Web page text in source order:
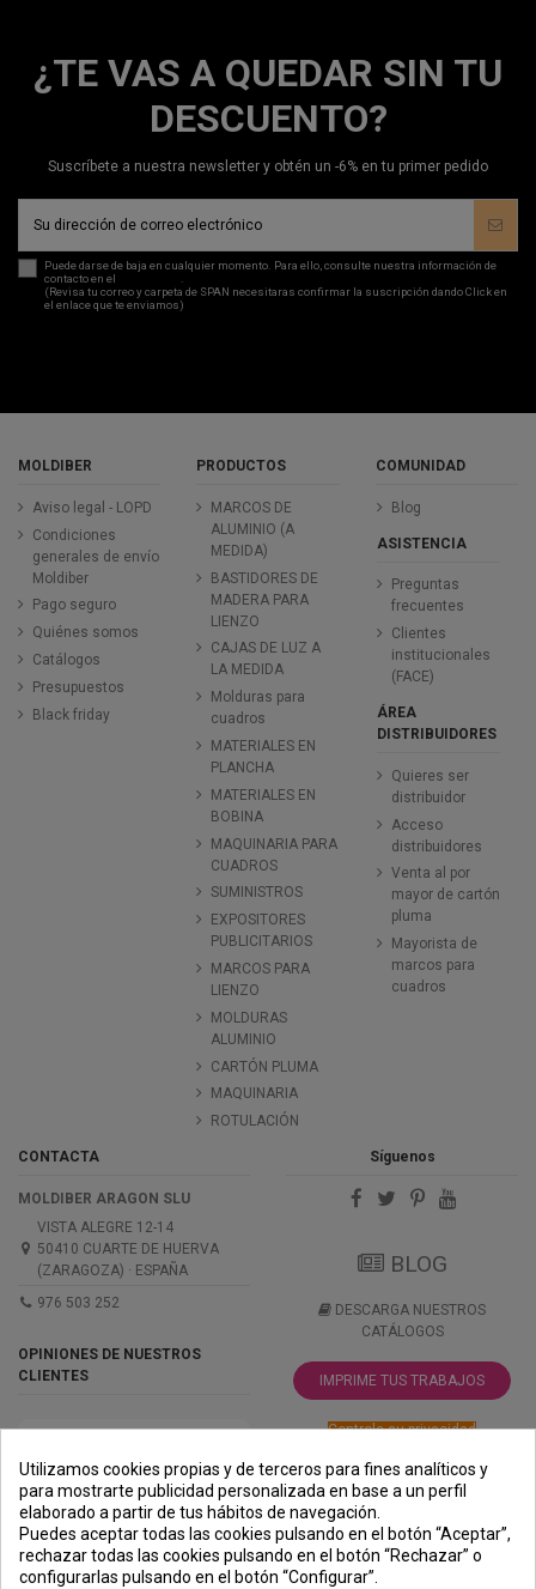
¿TE VAS A QUEDAR SIN TU
DESCUENTO?
Suscríbete a nuestra newsletter y obtén un -6% en tu primer pedido
Puede darse de baja en cualquier momento. Para ello, consulte nuestra información de
contacto en el
(Revisa tu correo y carpeta de SPAN necesitaras confirmar la suscripción dando Click en
el enlace que te enviamos)
MOLDIBER
Aviso legal - LOPD
Condiciones
generales de envío
Moldiber
Pago seguro
Quiénes somos
Catálogos
Presupuestos
Black friday
PRODUCTOS
MARCOS DE
ALUMINIO (A
MEDIDA)
BASTIDORES DE
MADERA PARA
LIENZO
CAJAS DE LUZ A
LA MEDIDA
Molduras para
cuadros
MATERIALES EN
PLANCHA
MATERIALES EN
BOBINA
MAQUINARIA PARA
CUADROS
SUMINISTROS
EXPOSITORES
PUBLICITARIOS
MARCOS PARA
LIENZO
MOLDURAS
ALUMINIO
CARTÓN PLUMA
MAQUINARIA
ROTULACIÓN
COMUNIDAD
Blog
ASISTENCIA
Preguntas
frecuentes
Clientes
institucionales
(FACE)
ÁREA
DISTRIBUIDORES
Quieres ser
distribuidor
Acceso
distribuidores
Venta al por
mayor de cartón
pluma
Mayorista de
marcos para
cuadros
CONTACTA
MOLDIBER ARAGON SLU
VISTA ALEGRE 12-14
50410 CUARTE DE HUERVA
(ZARAGOZA) · ESPAÑA
976 503 252
OPINIONES DE NUESTROS
CLIENTES
Síguenos
BLOG
DESCARGA NUESTROS
CATÁLOGOS
IMPRIME TUS TRABAJOS
Controle su privacidad
PREMIOS
METODOS
DE PAGO
ENVÍO
COMERCIO
SEGURO
Utilizamos cookies propias y de terceros para fines analíticos y
para mostrarte publicidad personalizada en base a un perfil
elaborado a partir de tus hábitos de navegación.
Puedes aceptar todas las cookies pulsando en el botón “Aceptar”,
rechazar todas las cookies pulsando en el botón “Rechazar” o
configurarlas pulsando en el botón “Configurar”.